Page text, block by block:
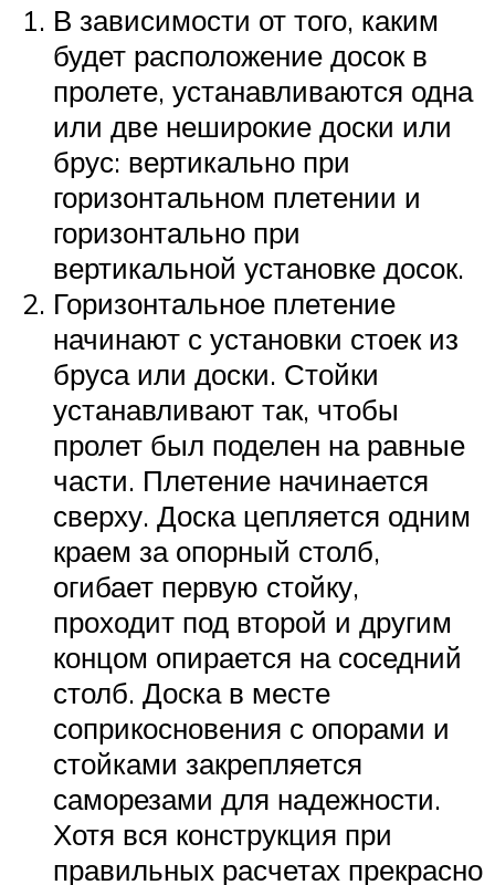
В зависимости от того, каким
будет расположение досок в
пролете, устанавливаются одна
или две неширокие доски или
брус: вертикально при
горизонтальном плетении и
горизонтально при
вертикальной установке досок.
Горизонтальное плетение
начинают с установки стоек из
бруса или доски. Стойки
устанавливают так, чтобы
пролет был поделен на равные
части. Плетение начинается
сверху. Доска цепляется одним
краем за опорный столб,
огибает первую стойку,
проходит под второй и другим
концом опирается на соседний
столб. Доска в месте
соприкосновения с опорами и
стойками закрепляется
саморезами для надежности.
Хотя вся конструкция при
правильных расчетах прекрасно